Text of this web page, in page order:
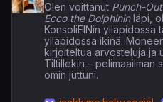
Olen voittanutPunch-
Ecco the Dolphininläpi,
KonsoliFINin ylläpidossa
ylläpidossa ikinä.
kirjoiteltua arvosteluja ja
Tiltillekin – pelimaailman
omin juttuni.